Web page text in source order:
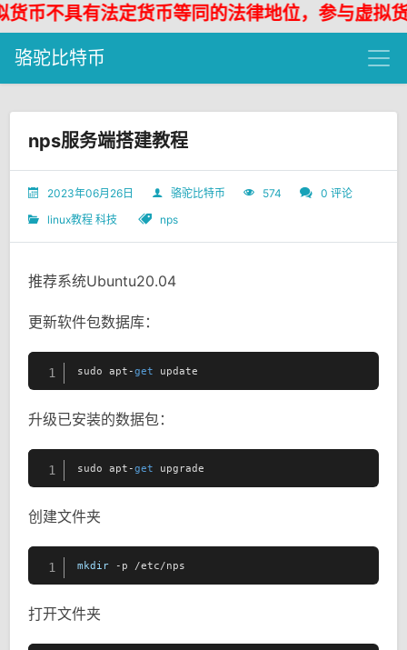
不具有法定货币等同的法律地位，参与虚拟货
骆驼比特币
nps服务端搭建教程
2023年06月26日 骆驼比特币 574
0 评论
linux教程 科技 nps
推荐系统Ubuntu20.04
更新软件包数据库：
1 sudo apt-get update
升级已安装的数据包：
1 sudo apt-get upgrade
创建文件夹
1 mkdir -p /etc/nps
打开文件夹